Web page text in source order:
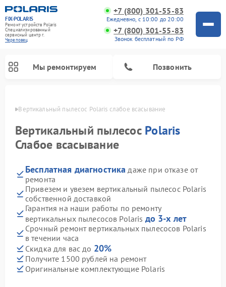
FIX-POLARIS
Ремонт устройств Polaris
Специализированный
cервисный центр г.
Череповец
+7 (800) 301-55-83
Ежедневно, с 10:00 до 20:00
+7 (800) 301-55-83
Звонок бесплатный по РФ
Мы ремонтируем Позвонить
Вертикальный пылесос Polaris слабое всасывание
Вертикальный пылесос Polaris
Слабое всасывание
Бесплатная диагностика даже при отказе от
ремонта
Привезем и увезем вертикальный пылесос Polaris
собственной доставкой
Гарантия на наши работы по ремонту
вертикальных пылесосов Polaris до 3-х лет
Срочный ремонт вертикальных пылесосов Polaris
в течении часа
Скидка для вас до 20%
Получите 1500 рублей на ремонт
Оригинальные комплектующие Polaris